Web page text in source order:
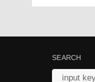
SEARCH